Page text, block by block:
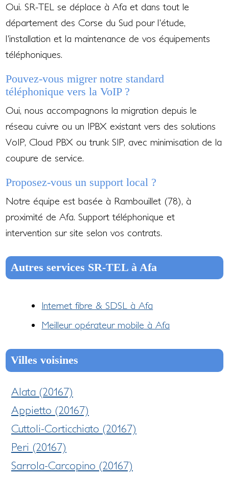
Oui. SR-TEL se déplace à Afa et dans tout le
département des Corse du Sud pour l'étude,
l'installation et la maintenance de vos équipements
téléphoniques.
Pouvez-vous migrer notre standard
téléphonique vers la VoIP ?
Oui, nous accompagnons la migration depuis le
réseau cuivre ou un IPBX existant vers des solutions
VoIP, Cloud PBX ou trunk SIP, avec minimisation de la
coupure de service.
Proposez-vous un support local ?
Notre équipe est basée à Rambouillet (78), à
proximité de Afa. Support téléphonique et
intervention sur site selon vos contrats.
Autres services SR-TEL à Afa
Internet fibre & SDSL à Afa
Meilleur opérateur mobile à Afa
Villes voisines
Alata (20167)
Appietto (20167)
Cuttoli-Corticchiato (20167)
Peri (20167)
Sarrola-Carcopino (20167)